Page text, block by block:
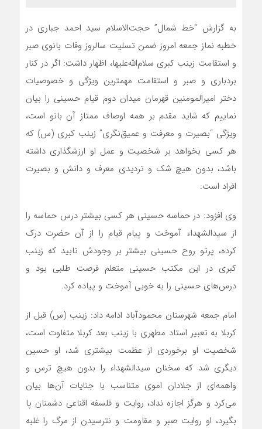
به گزارش “خط شمال” حجت‌الاسلام سید احمد جباری در
خطبه نماز جمعه امروز ضمن تسلیت سالروز وفات بانوی صبر
و استقامت زینب کبری سلام‌الله‌علیها، اظهار داشت: اگر در کنار
بردباری و صبر و استقامت مهمترین ویژگی و خصوصیات
دختر امیرالمومنین قهرمان میدان دوم قیام حسینی را بیان
نماییم که شاید مقدم بر همه اوصاف ممتاز آن بانو است،
ویژگی “بصیرت و معرفت و عمیق‌نگری” زینب کبری (س) که
هر کسی بخواهد بر شخصیت و عمل او ارزشگذاری داشته
باشد، بدون هیچ شک و تردیدی معرف و دانش و بصیرت
افراد است.
وی افزود: در حماسه حسینی هر کسی بیشتر درس حماسه را
از سیدالشهداء آموخت و پیام قیام را از آن حضرت درک
کرده، پرتو روح حسینی بیشتر بر وجودش تابید که زینب
کبری در این مکتب حسینی متعلم فرصت طلبی بود و
درس‌های حسینی را به خوبی آموخت و پیاده کرد.
امام جمعه شهرستان محمودآباد ادامه داد: زینب (س) قبل از
کربلا به تعبیر استاد مطهری با زینب بعد کربلا متفاوت است،
شخصیت او برخوردی از عظمت بیشتری شد، او حسین
دیگری شد که سخنان سیدالشهداء را بدون هیچ ترس و
واهمه‌ای از جلادان اموی متناسب با جنایات آن‌ها بیان
می‌کرد و هرگز اجازه نداد، روایت و فلسفه اقناعی دشمنان پا
بگیرد، او روایت صبر و مقاومت و نترسیدن از مرگ را غلبه